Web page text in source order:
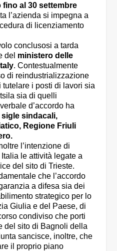
al 30 settembre
l’azienda si impegna a
di licenziamento
conclusosi a tarda
del ministero delle
. Contestualmente
di reindustrializzazione
tutelare i posti di lavori sia
sia di quelli
d’accordo ha
sigle sindacali,
Regione Friuli
l’intenzione di
le attività legate a
del sito di Trieste.
che l’accordo
a difesa sia dei
strategico per lo
Giulia e del Paese, di
condiviso che porti
del sito di Bagnoli della
sancisce, inoltre, che
il proprio piano